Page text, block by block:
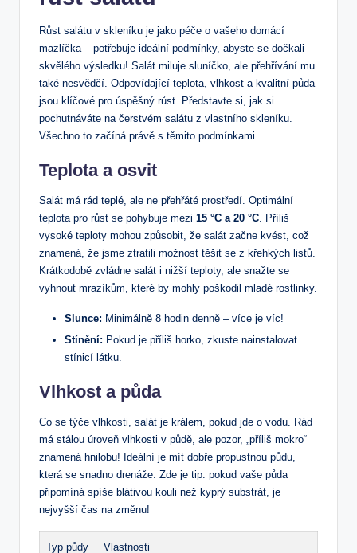
Růst salátu v skleníku je jako péče o vašeho domácí
mazlíčka – potřebuje ideální podmínky, abyste se dočkali
skvělého výsledku! Salát miluje sluníčko, ale přehřívání mu
také nesvědčí. Odpovídající teplota, vlhkost a kvalitní půda
jsou klíčové pro úspěšný růst. Představte si, jak si
pochutnáváte na čerstvém salátu z vlastního skleníku.
Všechno to začíná právě s těmito podmínkami.
Teplota a osvit
Salát má rád teplé, ale ne přehřáté prostředí. Optimální
teplota pro růst se pohybuje mezi 15 °C a 20 °C. Příliš
vysoké teploty mohou způsobit, že salát začne kvést, což
znamená, že jsme ztratili možnost těšit se z křehkých listů.
Krátkodobě zvládne salát i nižší teploty, ale snažte se
vyhnout mrazíkům, které by mohly poškodil mladé rostlinky.
Slunce: Minimálně 8 hodin denně – více je víc!
Stínění: Pokud je příliš horko, zkuste nainstalovat
stínicí látku.
Vlhkost a půda
Co se týče vlhkosti, salát je králem, pokud jde o vodu. Rád
má stálou úroveň vlhkosti v půdě, ale pozor, „příliš mokro“
znamená hnilobu! Ideální je mít dobře propustnou půdu,
která se snadno drenáže. Zde je tip: pokud vaše půda
připomíná spíše blátivou kouli než kyprý substrát, je
nejvyšší čas na změnu!
Typ půdy Vlastnosti